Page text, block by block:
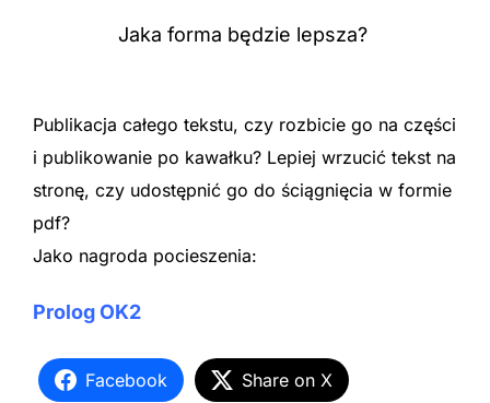
Jaka forma będzie lepsza?
Publikacja całego tekstu, czy rozbicie go na części
i publikowanie po kawałku? Lepiej wrzucić tekst na
stronę, czy udostępnić go do ściągnięcia w formie
pdf?
Jako nagroda pocieszenia:
Prolog OK2
Facebook Share on X